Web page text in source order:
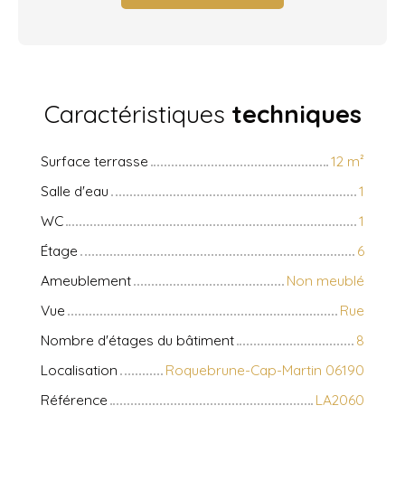
Caractéristiques techniques
Surface terrasse 12 m²
Salle d'eau
1
WC
1
Étage
6
Ameublement
Non meublé
Vue
Rue
Nombre d'étages du bâtiment
8
Localisation
Roquebrune-Cap-Martin 06190
Référence
LA2060